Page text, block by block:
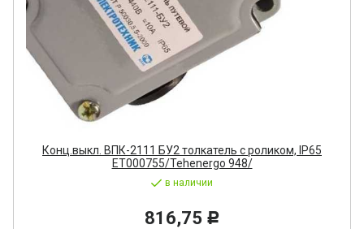
Конц.выкл. ВПК-2111 БУ2 толкатель с роликом, IP65
ET000755/Tehenergo 948/
в наличии
816,75 Р